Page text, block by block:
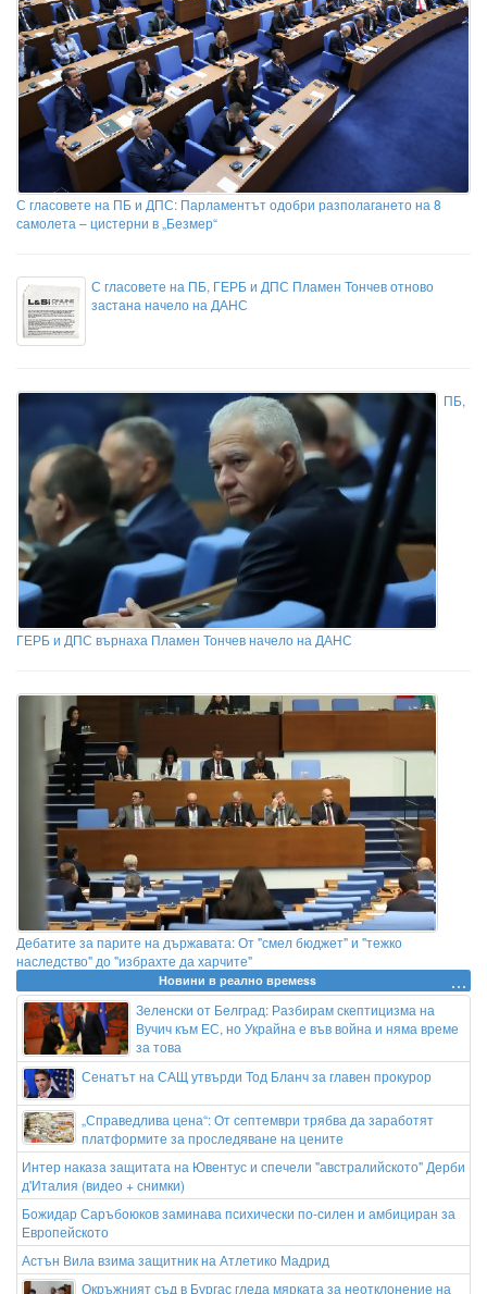
С гласовете на ПБ и ДПС: Парламентът одобри разполагането на 8
самолета – цистерни в „Безмер“
С гласовете на ПБ, ГЕРБ и ДПС Пламен Тончев отново
застана начело на ДАНС
ПБ,
ГЕРБ и ДПС върнаха Пламен Тончев начело на ДАНС
Дебатите за парите на държавата: От "смел бюджет" и "тежко
наследство" до "избрахте да харчите"
Новини в реално времеss
Зеленски от Белград: Разбирам скептицизма на
Вучич към ЕС, но Украйна е във война и няма време
за това
Сенатът на САЩ утвърди Тод Бланч за главен прокурор
„Справедлива цена“: От септември трябва да заработят
платформите за проследяване на цените
Интер наказа защитата на Ювентус и спечели "австралийското" Дерби
д'Италия (видео + снимки)
Божидар Саръбоюков заминава психически по-силен и амбициран за
Европейското
Астън Вила взима защитник на Атлетико Мадрид
Окръжният съд в Бургас гледа мярката за неотклонение на